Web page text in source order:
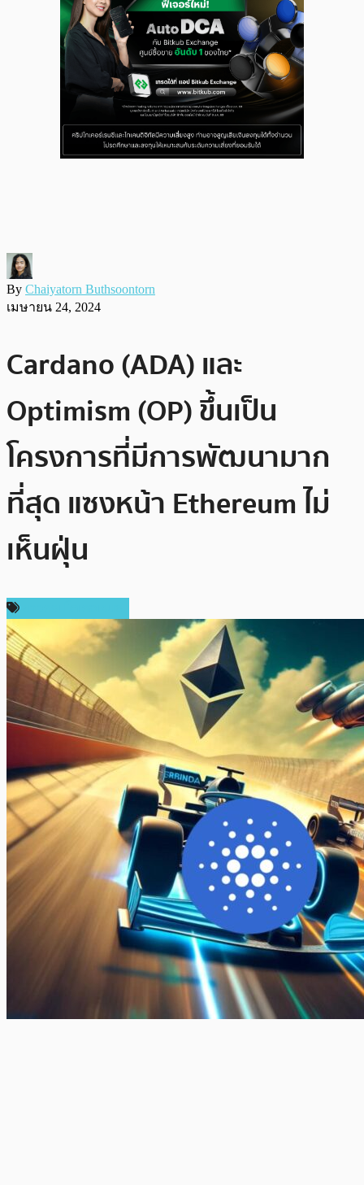
By Chaiyatorn Buthsoontorn
เมษายน 24, 2024
Cardano (ADA) และ
Optimism (OP) ขึ้นเป็น
โครงการที่มีการพัฒนามาก
ที่สุด แซงหน้า Ethereum ไม่
เห็นฝุ่น